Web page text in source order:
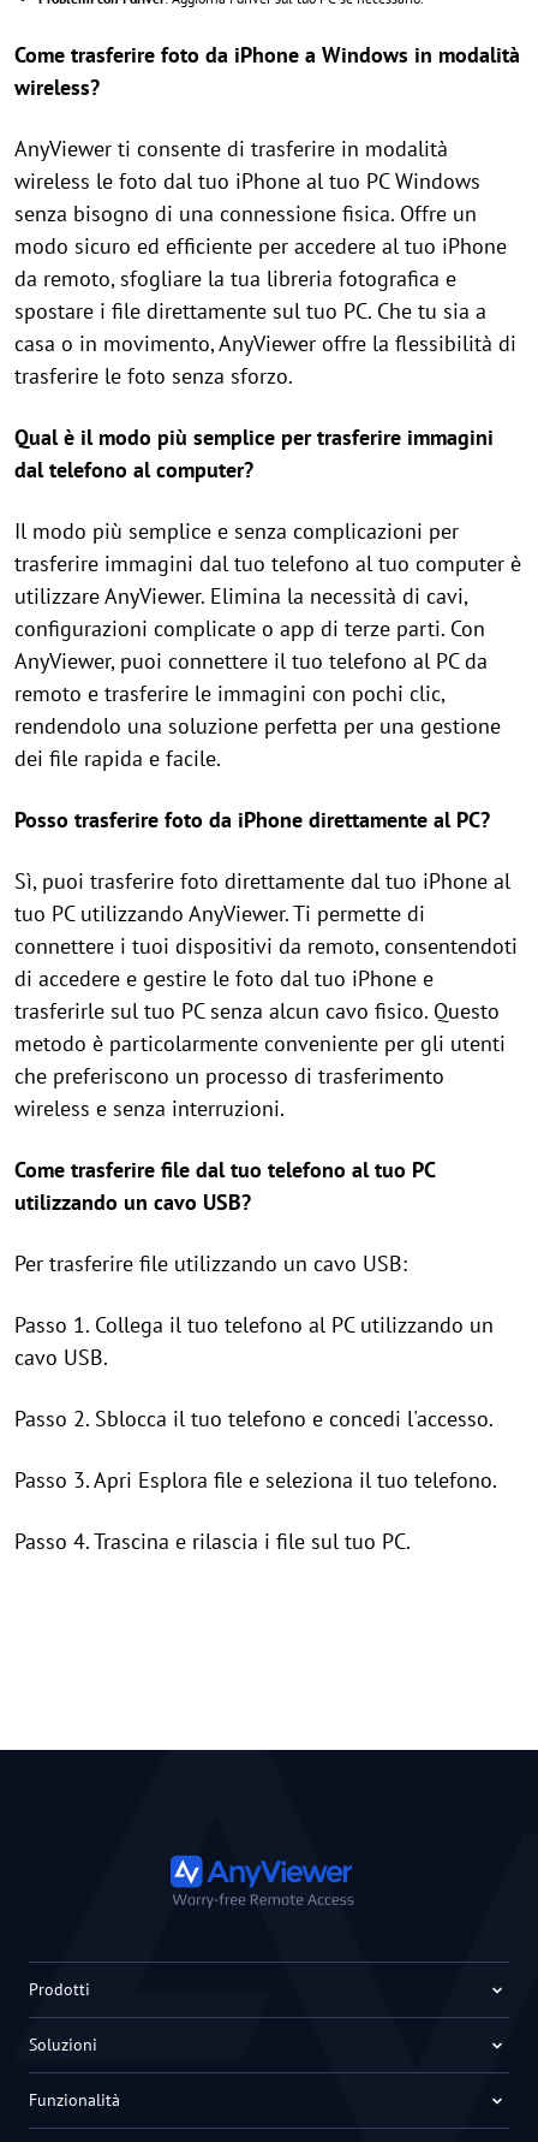
Come trasferire foto da iPhone a Windows in modalità
wireless?
AnyViewer ti consente di trasferire in modalità
wireless le foto dal tuo iPhone al tuo PC Windows
senza bisogno di una connessione fisica. Offre un
modo sicuro ed efficiente per accedere al tuo iPhone
da remoto, sfogliare la tua libreria fotografica e
spostare i file direttamente sul tuo PC. Che tu sia a
casa o in movimento, AnyViewer offre la flessibilità di
trasferire le foto senza sforzo.
Qual è il modo più semplice per trasferire immagini
dal telefono al computer?
Il modo più semplice e senza complicazioni per
trasferire immagini dal tuo telefono al tuo computer è
utilizzare AnyViewer. Elimina la necessità di cavi,
configurazioni complicate o app di terze parti. Con
AnyViewer, puoi connettere il tuo telefono al PC da
remoto e trasferire le immagini con pochi clic,
rendendolo una soluzione perfetta per una gestione
dei file rapida e facile.
Posso trasferire foto da iPhone direttamente al PC?
Sì, puoi trasferire foto direttamente dal tuo iPhone al
tuo PC utilizzando AnyViewer. Ti permette di
connettere i tuoi dispositivi da remoto, consentendoti
di accedere e gestire le foto dal tuo iPhone e
trasferirle sul tuo PC senza alcun cavo fisico. Questo
metodo è particolarmente conveniente per gli utenti
che preferiscono un processo di trasferimento
wireless e senza interruzioni.
Come trasferire file dal tuo telefono al tuo PC
utilizzando un cavo USB?
Per trasferire file utilizzando un cavo USB:
Passo 1. Collega il tuo telefono al PC utilizzando un
cavo USB.
Passo 2. Sblocca il tuo telefono e concedi l'accesso.
Passo 3. Apri Esplora file e seleziona il tuo telefono.
Passo 4. Trascina e rilascia i file sul tuo PC.
Prodotti
Soluzioni
Funzionalità